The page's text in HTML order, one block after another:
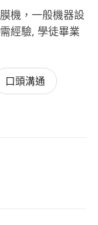
機，一般機器設
經驗, 學徒畢業
口頭溝通